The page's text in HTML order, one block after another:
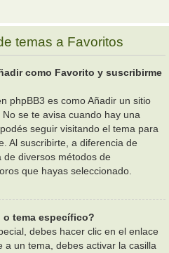
temas a Favoritos
como Favorito y suscribirme
phpBB3 es como Añadir un sitio
se te avisa cuando hay una
seguir visitando el tema para
Al suscribirte, a diferencia de
diversos métodos de
que hayas seleccionado.
tema específico?
debes hacer clic en el enlace
a un tema, debes activar la casilla